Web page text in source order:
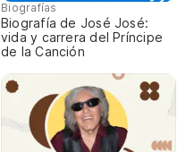
Biografías
Biografía de José José:
vida y carrera del Príncipe
de la Canción